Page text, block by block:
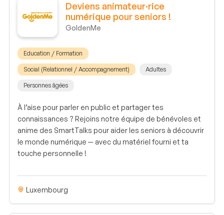
Deviens animateur·rice
numérique pour seniors !
GoldenMe
Education / Formation
Social (Relationnel / Accompagnement) Adultes
Personnes âgées
À l’aise pour parler en public et partager tes
connaissances ? Rejoins notre équipe de bénévoles et
anime des SmartTalks pour aider les seniors à découvrir
le monde numérique — avec du matériel fourni et ta
touche personnelle !
Luxembourg